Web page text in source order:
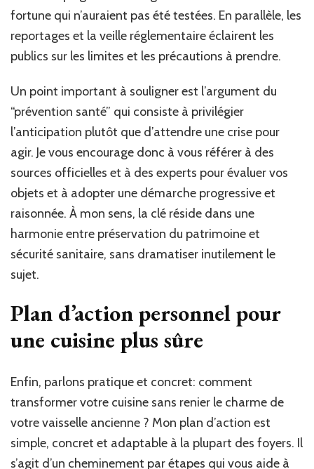
fortune qui n’auraient pas été testées. En parallèle, les
reportages et la veille réglementaire éclairent les
publics sur les limites et les précautions à prendre.
Un point important à souligner est l’argument du
“prévention santé” qui consiste à privilégier
l’anticipation plutôt que d’attendre une crise pour
agir. Je vous encourage donc à vous référer à des
sources officielles et à des experts pour évaluer vos
objets et à adopter une démarche progressive et
raisonnée. À mon sens, la clé réside dans une
harmonie entre préservation du patrimoine et
sécurité sanitaire, sans dramatiser inutilement le
sujet.
Plan d’action personnel pour
une cuisine plus sûre
Enfin, parlons pratique et concret: comment
transformer votre cuisine sans renier le charme de
votre vaisselle ancienne ? Mon plan d’action est
simple, concret et adaptable à la plupart des foyers. Il
s’agit d’un cheminement par étapes qui vous aide à